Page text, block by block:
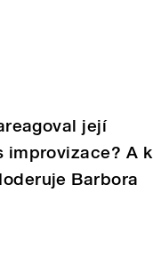
její
improvizace? A k
Barbora